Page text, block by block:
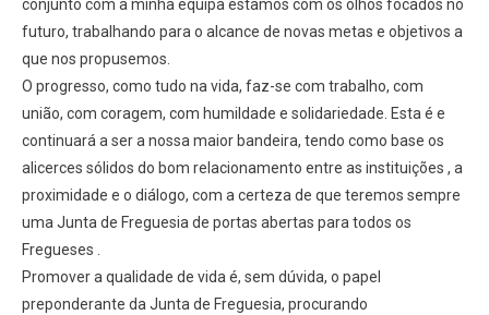
conjunto com a minha equipa estamos com os olhos focados no
futuro, trabalhando para o alcance de novas metas e objetivos a
que nos propusemos.
O progresso, como tudo na vida, faz-se com trabalho, com
união, com coragem, com humildade e solidariedade. Esta é e
continuará a ser a nossa maior bandeira, tendo como base os
alicerces sólidos do bom relacionamento entre as instituições , a
proximidade e o diálogo, com a certeza de que teremos sempre
uma Junta de Freguesia de portas abertas para todos os
Fregueses .
Promover a qualidade de vida é, sem dúvida, o papel
preponderante da Junta de Freguesia, procurando